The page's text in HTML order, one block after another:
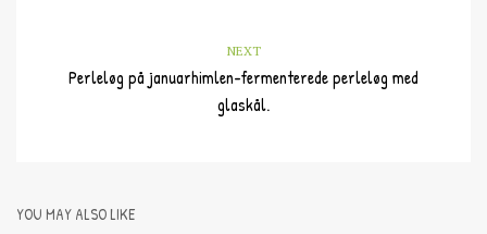
NEXT
Perleløg på januarhimlen-fermenterede perleløg med
glaskål.
YOU MAY ALSO LIKE